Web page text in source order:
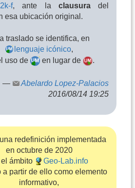
f, ante la clausuradel
esa ubicación original.
traslado se identifica, en
lenguaje icónico,
uso de
en lugar de .
—
Abelardo Lopez-Palacios
2016/08/14 19:25
redefinición implementada
en octubre de 2020
ámbito
Geo-Lab.info
a partir de ello como elemento
informativo,